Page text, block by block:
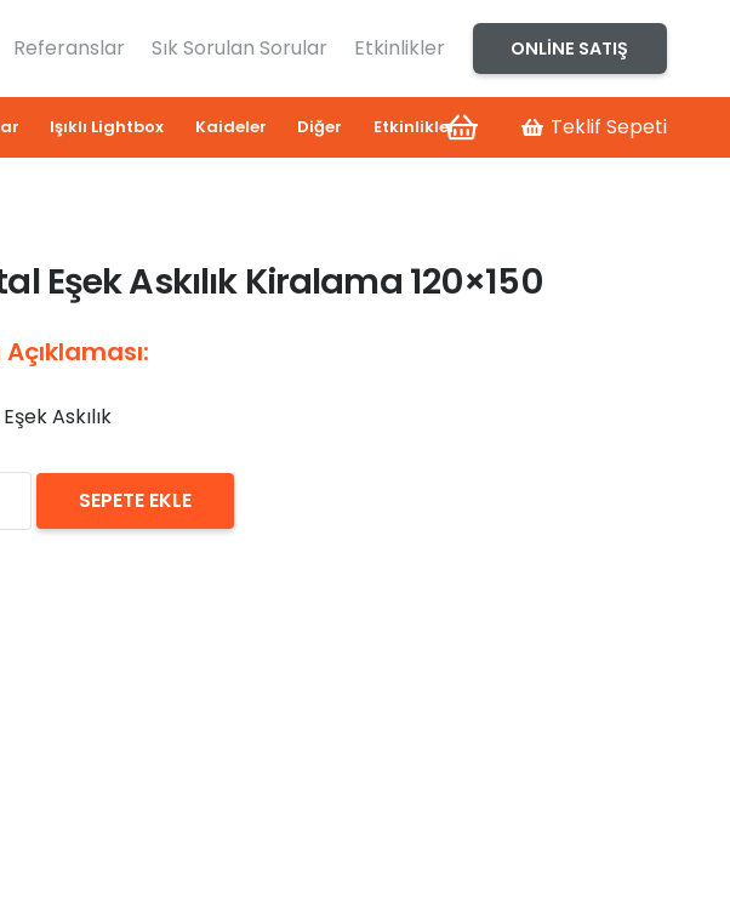
Referanslar Sık Sorulan Sorular Etkinlikler ONLINE SATIŞ
Işıklı Lightbox Kaideler Diğer Etkinlikler Teklif Sepeti
Eşek Askılık Kiralama 120×150
Askılık
SEPETE EKLE